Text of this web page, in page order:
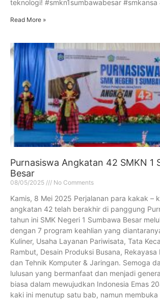
teknologi! #smkn1sumbawabesar
Read More »
Purnasiswa Angkatan 42 SMKN 1
Besar
08/05/2025 No Comments
Kamis, 8 Mei 2025 Perjalanan para kakak –
angkatan 42 telah berakhir di panggung
tahun ini SMK Negeri 1 Sumbawa Besar
dengan 7 program keahlian yang
Kuliner, Usaha Layanan Pariwisata, Tata
Rambut, Desain Produksi Busana,
dan Tehnik Komputer & Jaringan. Semoga
lulusan yang bermanfaat dan menjadi
biasa dalam mewujudkan Indonesia Emas
kaki ini menutup satu bab, namun